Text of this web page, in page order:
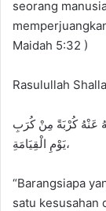
seorang
Maidah 5:32 )
Rasulullah
عَنْهُ كُرْبَةً مِنْ كُرَبِ
يَوْمِ الْقِيَامَةِ،
“Barangsiapa
satu kesusahan